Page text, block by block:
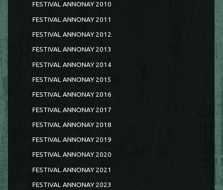
FESTIVAL ANNONAY 2010
FESTIVAL ANNONAY 2011
FESTIVAL ANNONAY 2012
FESTIVAL ANNONAY 2013
FESTIVAL ANNONAY 2014
FESTIVAL ANNONAY 2015
FESTIVAL ANNONAY 2016
FESTIVAL ANNONAY 2017
FESTIVAL ANNONAY 2018
FESTIVAL ANNONAY 2019
FESTIVAL ANNONAY 2020
FESTIVAL ANNONAY 2021
FESTIVAL ANNONAY 2023